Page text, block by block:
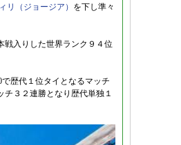
リ（ジョージア） を下し準々
戦入りした世界ランク９４位
歴代１位タイとなるマッチ
３２連勝となり歴代単独１